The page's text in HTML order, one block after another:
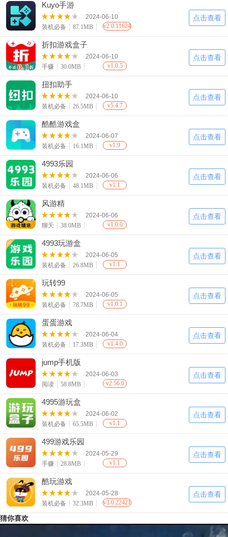
Kuyo手游
2024-06-10
装机必备
87.1MB v2.0.11624
点击查看
折扣游戏盒子
2024-06-10
手赚
30.0MB v1.0.5
点击查看
扭扣助手
2024-06-10
装机必备
26.5MB v5.4.7
点击查看
酷酷游戏盒
2024-06-07
装机必备
16.1MB v1.9
点击查看
4993乐园
2024-06-06
装机必备
48.1MB v1.1
点击查看
风游精
2024-06-06
聊天
38.0MB v1.0.0
点击查看
4993玩游盒
2024-06-05
装机必备
26.8MB v1.1
点击查看
玩转99
2024-06-05
装机必备
78.7MB v1.0.1
点击查看
蛋蛋游戏
2024-06-04
装机必备
17.3MB v1.4.0
点击查看
jump手机版
2024-06-03
阅读
58.8MB v2.56.0
点击查看
4995游玩盒
2024-06-02
装机必备
65.5MB v1.1
点击查看
499游戏乐园
2024-05-29
手赚
28.8MB v1.1
点击查看
酷玩游戏
2024-05-28
装机必备
32.3MB v3.0.22421
点击查看
猜你喜欢